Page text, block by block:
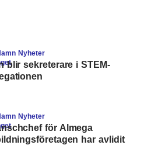
Nyheter
blir sekreterare i STEM-
Nyheter
för Almega
har avlidit